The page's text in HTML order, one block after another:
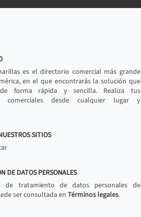
es el directorio comercial más grande
en el que encontrarás la solución que
de forma rápida y sencilla. Realiza tus
comerciales desde cualquier lugar y
SITIOS
DE DATOS PERSONALES
de tratamiento de datos personales de
ser consultada en Términos legales.